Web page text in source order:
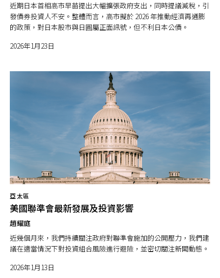
近期日本首相高市早苗提出大幅擴張政府支出，同時提議減稅，引
發債券投資人不安。整體而言，高市擬於 2026 年推動經濟再通膨
的政策，對日本股市與日圓屬正面訊號，但不利日本公債。
2026年1月23日
亞太區
美國聯準會最新發展及投資影響
趙耀庭
近幾個月來，我們持續關注政府對聯準會施加的公開壓力，我們建
議在適當情況下對投資組合風險進行避險，並密切關注新聞動態。
2026年1月13日